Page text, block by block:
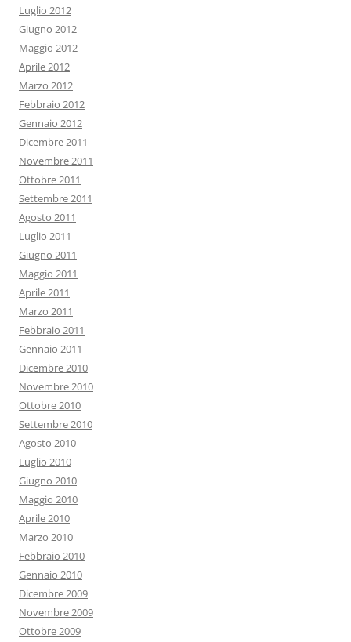
Luglio 2012
Giugno 2012
Maggio 2012
Aprile 2012
Marzo 2012
Febbraio 2012
Gennaio 2012
Dicembre 2011
Novembre 2011
Ottobre 2011
Settembre 2011
Agosto 2011
Luglio 2011
Giugno 2011
Maggio 2011
Aprile 2011
Marzo 2011
Febbraio 2011
Gennaio 2011
Dicembre 2010
Novembre 2010
Ottobre 2010
Settembre 2010
Agosto 2010
Luglio 2010
Giugno 2010
Maggio 2010
Aprile 2010
Marzo 2010
Febbraio 2010
Gennaio 2010
Dicembre 2009
Novembre 2009
Ottobre 2009